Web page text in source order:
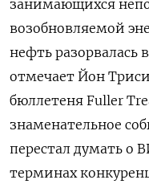
занимающихся
возобновляемой
нефть разорвалась
отмечает Йон
бюллетеня Fuller
знаменательное
перестал думать о
терминах